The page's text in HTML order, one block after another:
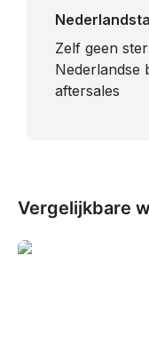
​Zelf geen
Nederlandse
aftersales
Vergelijkbare